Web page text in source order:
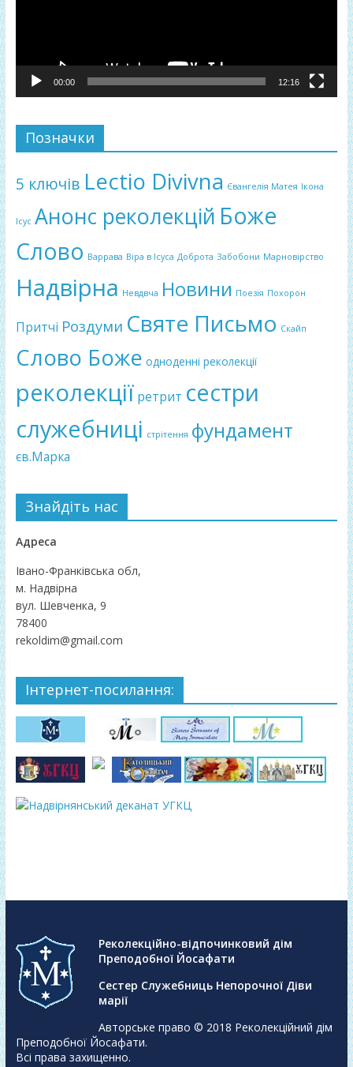
00:00 12:16
Позначки
5 ключів Lectio Divivna Євангелія Матея Ікона
Ісус Анонс реколекцій Боже
Слово Варрава Віра в Ісуса Доброта Забобони Марновірство
Надвірна Невдвча Новини Поезія Похорон
Притчі Роздуми Святе Письмо Скайп
Слово Боже одноденні реколекції
реколекції ретрит сестри
служебниці стрітення фундамент
єв.Марка
Знайдіть нас
Адреса
Івано-Франківська обл,
м. Надвірна
вул. Шевченка, 9
78400
rekoldim@gmail.com
Інтернет-посилання:
Реколекційно-відпочинковий дім
Преподобної Йосафати
Сестер Служебниць Непорочної Діви
марії
Авторське право © 2018 Реколекційний дім
Преподобної Йосафати.
Всі права захищенно.